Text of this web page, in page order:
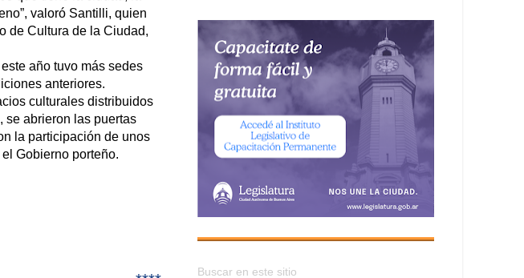
valoró Santilli, quien
de Cultura de la Ciudad,
año tuvo más sedes
anteriores.
culturales distribuidos
se abrieron las puertas
la participación de unos
Gobierno porteño.
Buscar en este sitio